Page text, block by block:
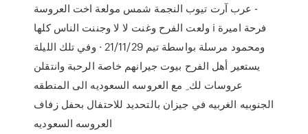
- عرب آرت تيوب النجمة شمس مولعة اخت العروسة
ولعت الفرح وغنت لا لا وجننت الناس كلها i فرحة اميرة
ومحمود مرسلة بواسطة تيم 21/11/29 · وفي تلك الليلة
يستعير أهل الفرح بيوت جيرانهم خاصة الرحبة وانتقلن
عروسات لك ِ مع العروسه السعوديه الى المنطقه
الجنوبيه الغربيه في جيزان بالتحديد للاحتفال بحفل زفاف
العروسه السعوديه